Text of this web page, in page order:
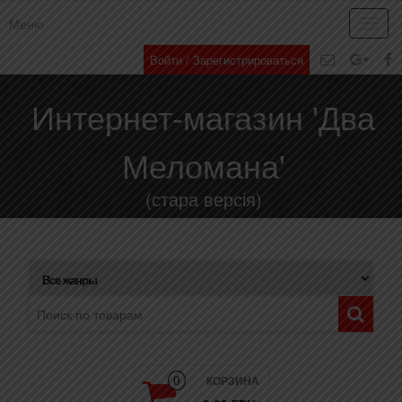
Меню
Войти / Зарегистрироваться
Интернет-магазин 'Два
Меломана'
(стара версія)
0 КОРЗИНА